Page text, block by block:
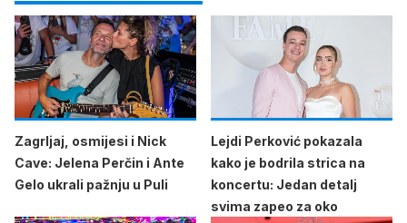
Zagrljaj, osmijesi i Nick
Cave: Jelena Perčin i Ante
Gelo ukrali pažnju u Puli
Lejdi Perković pokazala
kako je bodrila strica na
koncertu: Jedan detalj
svima zapeo za oko